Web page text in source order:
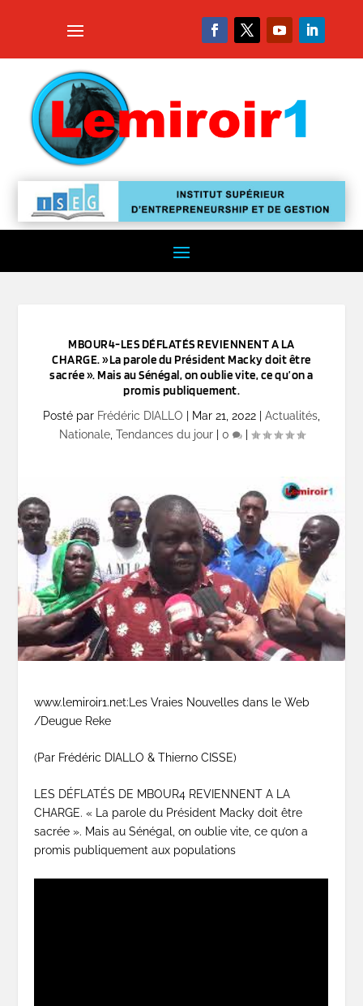
MBOUR4-LES DÉFLATÉS REVIENNENT A LA
CHARGE. »La parole du Président Macky doit être
sacrée ». Mais au Sénégal, on oublie vite, ce qu’on a
promis publiquement.
Posté par Frédéric DIALLO Mar 21, 2022 Actualités
Nationale, Tendances du jour| 0 |
www.lemiroir1.net:Les Vraies Nouvelles dans le Web
/Deugue Reke
(Par Frédéric DIALLO & Thierno CISSE)
LES DÉFLATÉS DE MBOUR4 REVIENNENT A LA
CHARGE. « La parole du Président Macky doit être
sacrée ». Mais au Sénégal, on oublie vite, ce qu’on a
promis publiquement aux populations